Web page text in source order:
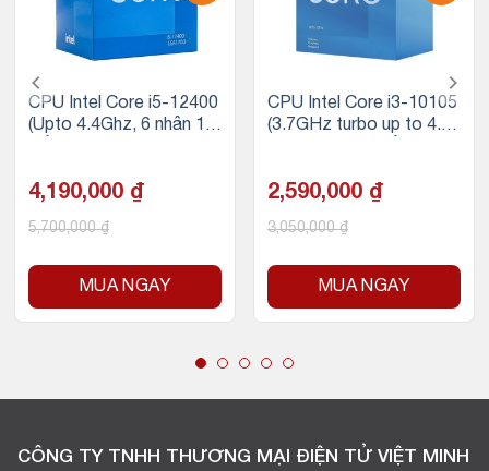
CPU Intel Core i5-12400
(Upto 4.4Ghz, 6 nhân 12
700
4,190,000 ₫
5,700,000₫
MUA NGAY
CPU Intel Core i3-10105
(3.7GHz turbo up to 4.4
2,590,000 ₫
3,050,000₫
MUA NGAY
CÔNG TY TNHH THƯƠNG MẠI ĐIỆN TỬ VIỆT MINH